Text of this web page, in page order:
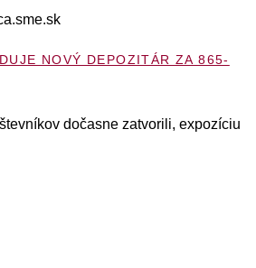
NOVÝ DEPOZITÁR ZA 865-
dočasne zatvorili, expozíciu